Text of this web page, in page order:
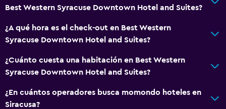
Best Western Syracuse Downtown Hotel and Suites?
¿A qué hora es el check-out en Best Western
Syracuse Downtown Hotel and Suites?
¿Cuánto cuesta una habitación en Best Western
Syracuse Downtown Hotel and Suites?
¿En cuántos operadores busca momondo hoteles en
Siracusa?